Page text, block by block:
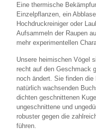
Eine thermische
Einzelpflanzen, ein
Hochdruckreiniger oder
Aufsammeln der Raupen
mehr experimentellen
Unsere heimischen Vögel
recht auf den Geschmack
noch ändert. Sie finden die
natürlich wachsenden
dichten geschnittenen
ungeschnittene und
robuster gegen die
führen.